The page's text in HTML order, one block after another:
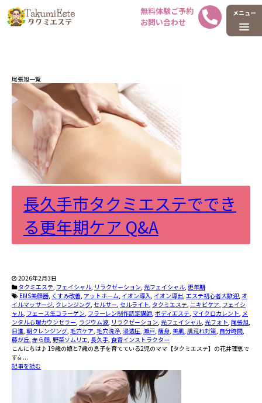
ホーム タグ : 尾張旭
尾張旭一覧
長久手市タクミエステででき
る更年期ケア Q&A
2026年2月3日
タクミエステ, フェイシャル, リラクゼーション, 光フェイシャル, 更年期
EMS美顔器, くすみ改善, アットホーム, イオン導入, イオン導出, エステ初心者大歓迎, オ
イルマッサージ, クレンジング, セルサー, セルライト, タクミエステ, ニキビケア, フェイシ
ャル, フェース生コラーゲン, フラーレン制作認定講師, ボディエステ, マイクロカレント, メ
ンタル心理カウンセラー, ラジウム波, リラクゼーション, 光フェイシャル, 光フォト, 尾張旭,
日進, 朝クレンジング, 毛穴ケア, 毛穴洗浄, 浸透圧, 瀬戸, 痩身, 美肌, 肌荒れ対策, 自分時間,
藤が丘, 赤ら顔, 野菜ソムリエ, 長久手, 食育インストラクター
こんにちは♪ 19歳の娘と7歳の息子を育てている2児のママ【タクミエステ】の花井理恵で
すὠ ...
記事を読む